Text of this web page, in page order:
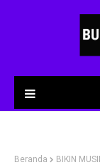
Beranda BIKIN